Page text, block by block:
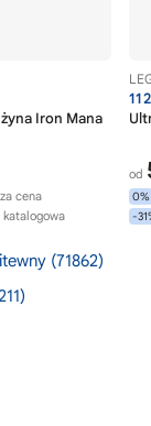
Iron Mana
cena
katalogowa
od
0%
-
(71862)